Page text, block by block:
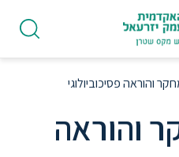
והוראה פסיכוביולוגי
והוראה